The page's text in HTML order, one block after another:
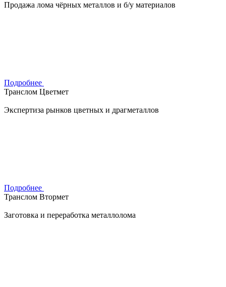
Продажа лома чёрных металлов и б/у материалов
Подробнее
Транслом Цветмет
Экспертиза рынков цветных и драгметаллов
Подробнее
Транслом Втормет
Заготовка и переработка металлолома